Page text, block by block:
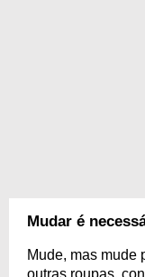
Mudar é
Mude, mas mude
outras roupas,